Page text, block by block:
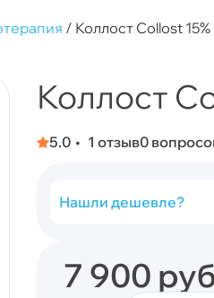
/ Коллост Collost 15%
Коллост
5.0 1 отзыв0
Нашли дешевле?
7 900